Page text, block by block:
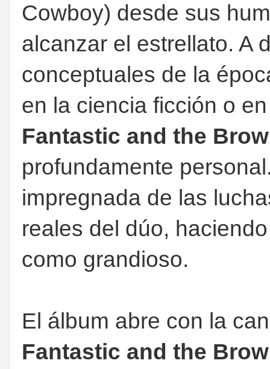
Cowboy) desde sus
alcanzar el estrellato. A
conceptuales de la
en la ciencia ficción o
Fantastic and the
profundamente
impregnada de las
reales del dúo,
como grandioso.
El álbum abre con la
Fantastic and the